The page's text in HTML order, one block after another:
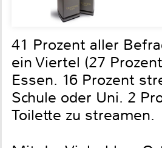
41 Prozent aller
ein Viertel (27
Essen. 16 Prozent
Schule oder Uni. 2
Toilette zu streamen.